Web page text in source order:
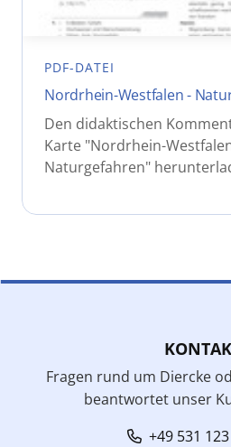
PDF-DATEI
Nordrhein-Westfalen -
Den didaktischen
Karte "Nordrhein-
Naturgefahren"
Fragen rund um Diercke
beantwortet unser
+49 531